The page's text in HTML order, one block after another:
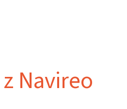
Navireo